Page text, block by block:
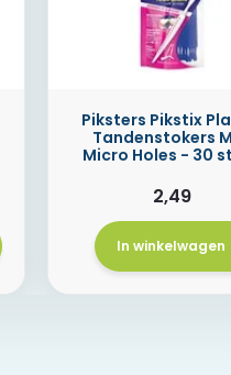
Piksters Pikstix
Tandenstokers
Micro Holes - 30
2,49
In winkelwagen